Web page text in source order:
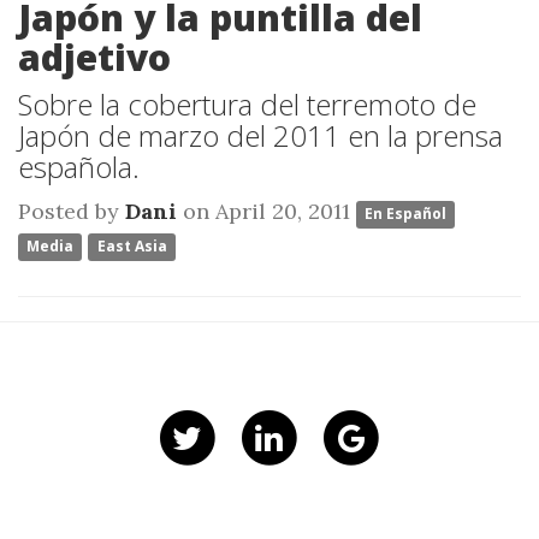
Japón y la puntilla del
adjetivo
Sobre la cobertura del terremoto de
Japón de marzo del 2011 en la prensa
española.
Posted by Dani on April 20, 2011
En Español
Media
East Asia